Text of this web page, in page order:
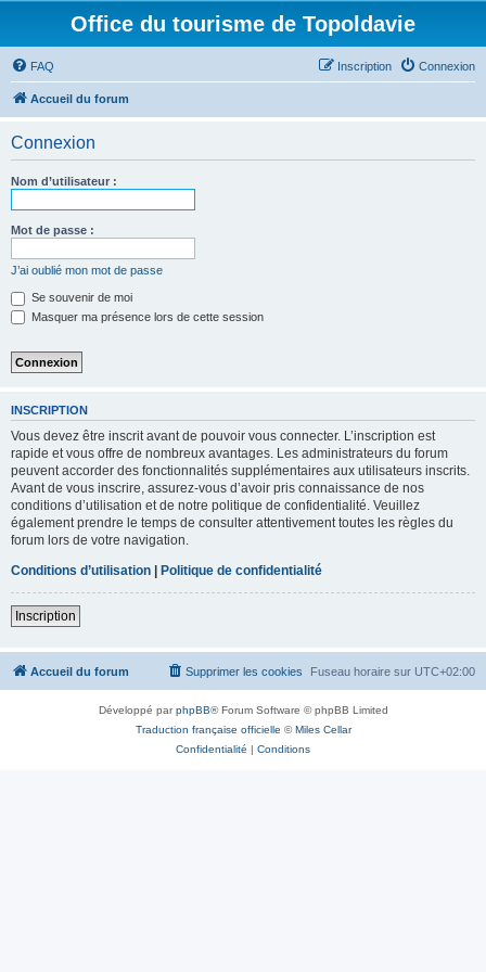
Office du tourisme de Topoldavie
FAQ Connexion
Inscription
Accueil du forum
Connexion
Nom d’utilisateur :
Mot de passe :
J’ai oublié mon mot de passe
Se souvenir de moi
Masquer ma présence lors de cette session
INSCRIPTION
Vous devez être inscrit avant de pouvoir vous connecter. L’inscription est
rapide et vous offre de nombreux avantages. Les administrateurs du forum
peuvent accorder des fonctionnalités supplémentaires aux utilisateurs inscrits.
Avant de vous inscrire, assurez-vous d’avoir pris connaissance de nos
conditions d’utilisation et de notre politique de confidentialité. Veuillez
également prendre le temps de consulter attentivement toutes les règles du
forum lors de votre navigation.
Conditions d’utilisation | Politique de confidentialité
Inscription
Accueil du forum Fuseau horaire sur UTC+02:00
Supprimer les cookies
Développé parphpBB® Forum Software © phpBB Limited
Traduction française officielle ©Miles Cellar
Confidentialité | Conditions